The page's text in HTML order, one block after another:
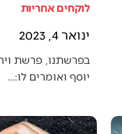
לוקחים אחריות
ינואר 4, 2023
בפרשתנו, פרשת
יוסף ואומרים לו:…